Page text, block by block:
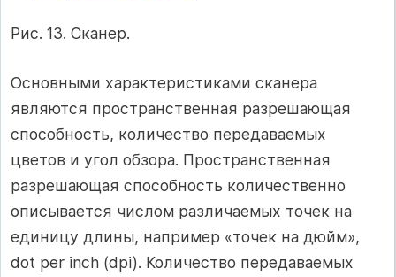
Рис. 13. Сканер.
Основными характеристиками сканера
являются пространственная разрешающая
способность, количество передаваемых
цветов и угол обзора. Пространственная
разрешающая способность количественно
описывается числом различаемых точек на
единицу длины, например «точек на дюйм»,
dot per inch (dpi). Количество передаваемых